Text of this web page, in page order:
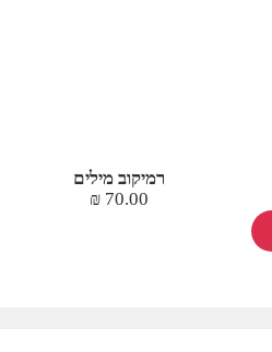
רמיקוב מילים
70.00
₪